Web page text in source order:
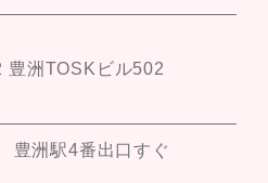
豊洲TOSKビル502
洲駅4番出口すぐ